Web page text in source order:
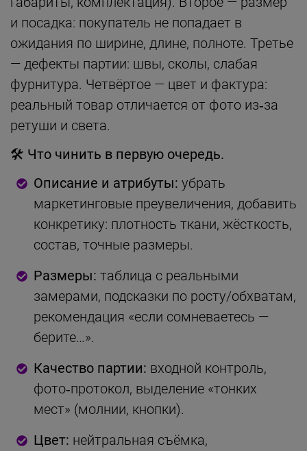
и посадка: покупатель не попадает в
ожидания по ширине, длине, полноте. Третье
— дефекты партии: швы, сколы, слабая
фурнитура. Четвёртое — цвет и фактура:
реальный товар отличается от фото из‑за
ретуши и света.
🛠 Что чинить в первую очередь.
Описание и атрибуты: убрать
маркетинговые преувеличения, добавить
конкретику: плотность ткани, жёсткость,
состав, точные размеры.
Размеры: таблица с реальными
замерами, подсказки по росту/обхватам,
рекомендация «если сомневаетесь —
берите…».
Качество партии: входной контроль,
фото‑протокол, выделение «тонких
мест» (молнии, кнопки).
Цвет: нейтральная съёмка,